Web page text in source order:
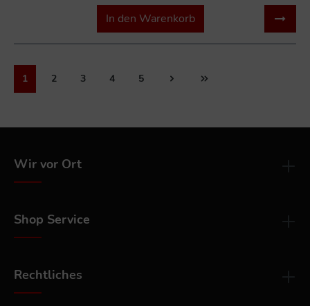
In den Warenkorb
1 2 3 4 5
Wir vor Ort
Shop Service
Rechtliches